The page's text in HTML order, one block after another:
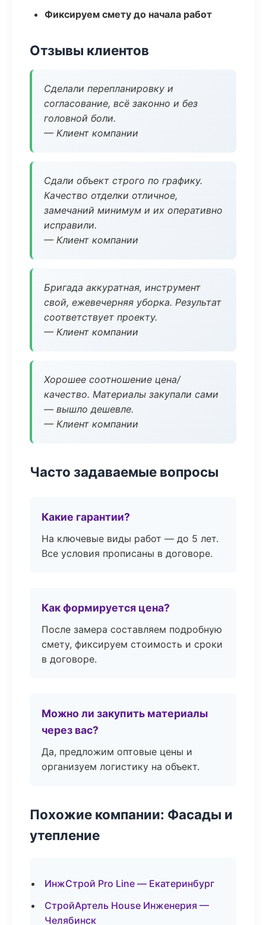
Фиксируем смету до начала работ
Отзывы клиентов
Сделали перепланировку и
согласование, всё законно и без
головной боли.
— Клиент компании
Сдали объект строго по графику.
Качество отделки отличное,
замечаний минимум и их оперативно
исправили.
— Клиент компании
Бригада аккуратная, инструмент
свой, ежевечерняя уборка. Результат
соответствует проекту.
— Клиент компании
Хорошее соотношение цена/
качество. Материалы закупали сами
— вышло дешевле.
— Клиент компании
Часто задаваемые вопросы
Какие гарантии?
На ключевые виды работ — до 5 лет.
Все условия прописаны в договоре.
Как формируется цена?
После замера составляем подробную
смету, фиксируем стоимость и сроки
в договоре.
Можно ли закупить материалы
через вас?
Да, предложим оптовые цены и
организуем логистику на объект.
Похожие компании: Фасады и
утепление
ИнжСтрой Pro Line — Екатеринбург
СтройАртель House Инженерия —
Челябинск